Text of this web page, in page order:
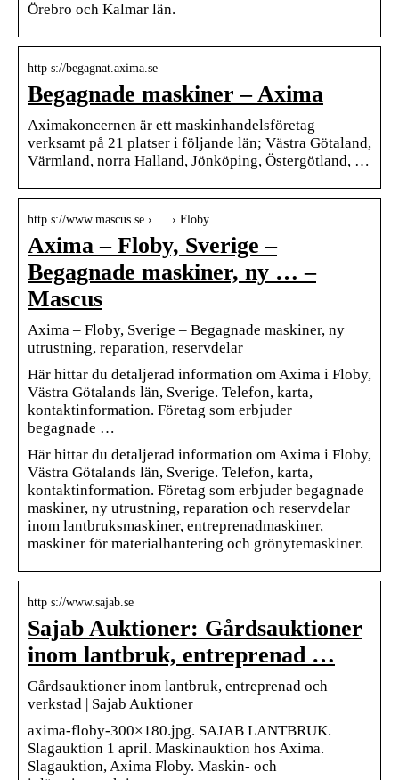
Örebro och Kalmar län.
http s://begagnat.axima.se
Begagnade maskiner – Axima
Aximakoncernen är ett maskinhandelsföretag
verksamt på 21 platser i följande län; Västra Götaland,
Värmland, norra Halland, Jönköping, Östergötland, …
http s://www.mascus.se › … › Floby
Axima – Floby, Sverige –
Begagnade maskiner, ny … –
Mascus
Axima – Floby, Sverige – Begagnade maskiner, ny
utrustning, reparation, reservdelar
Här hittar du detaljerad information om Axima i Floby,
Västra Götalands län, Sverige. Telefon, karta,
kontaktinformation. Företag som erbjuder
begagnade …
Här hittar du detaljerad information om Axima i Floby,
Västra Götalands län, Sverige. Telefon, karta,
kontaktinformation. Företag som erbjuder begagnade
maskiner, ny utrustning, reparation och reservdelar
inom lantbruksmaskiner, entreprenadmaskiner,
maskiner för materialhantering och grönytemaskiner.
http s://www.sajab.se
Sajab Auktioner: Gårdsauktioner
inom lantbruk, entreprenad …
Gårdsauktioner inom lantbruk, entreprenad och
verkstad | Sajab Auktioner
axima-floby-300×180.jpg. SAJAB LANTBRUK.
Slagauktion 1 april. Maskinauktion hos Axima.
Slagauktion, Axima Floby. Maskin- och